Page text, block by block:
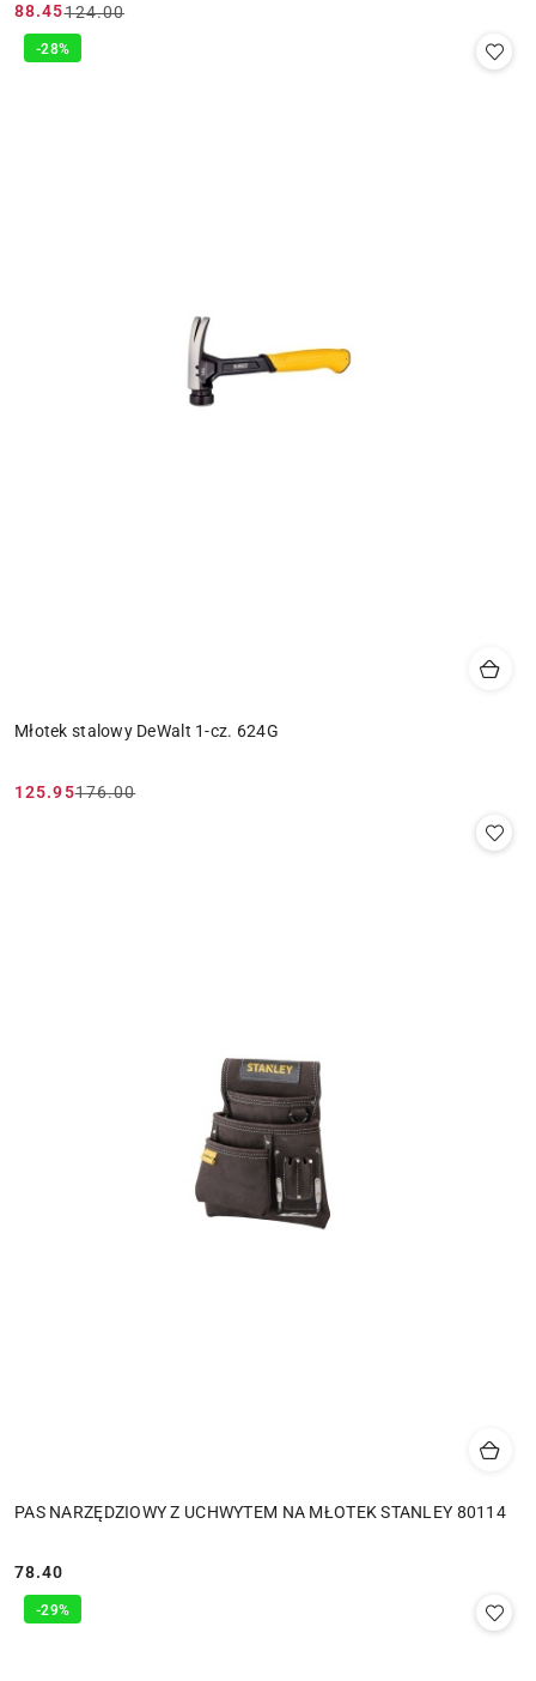
Cena
promocyjna:
88.45
Cena
przed
124.00
Młotek stalowy DeWalt 1-cz. 624G
Cena
125.95
Cena
176.00
-28%
PAS NARZĘDZIOWY Z UCHWYTEM NA MŁOTEK STANLEY 80114
Cena:
78.40
-29%